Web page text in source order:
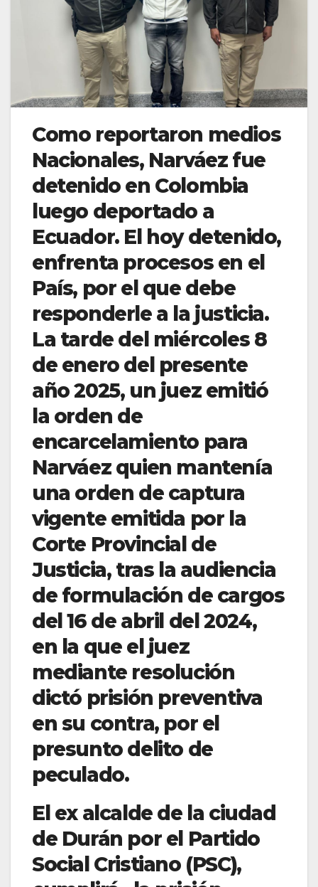
Como reportaron medios
Nacionales, Narváez fue
detenido en Colombia
luego deportado a
Ecuador. El hoy detenido,
enfrenta procesos en el
País, por el que debe
responderle a la justicia.
La tarde del miércoles 8
de enero del presente
año 2025, un juez emitió
la orden de
encarcelamiento para
Narváez quien mantenía
una orden de captura
vigente emitida por la
Corte Provincial de
Justicia, tras la audiencia
de formulación de cargos
del 16 de abril del 2024,
en la que el juez
mediante resolución
dictó prisión preventiva
en su contra, por el
presunto delito de
peculado.
El ex alcalde de la ciudad
de Durán por el Partido
Social Cristiano (PSC),